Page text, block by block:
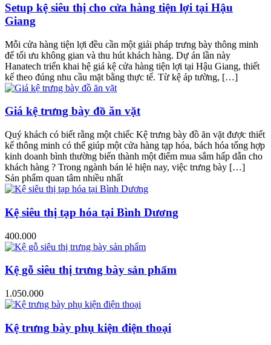
Setup kệ siêu thị cho cửa hàng tiện lợi tại Hậu
Giang
Mỗi cửa hàng tiện lợi đều cần một giải pháp trưng bày thông minh
để tối ưu không gian và thu hút khách hàng. Dự án lần này
Hanatech triển khai hệ giá kệ cửa hàng tiện lợi tại Hậu Giang, thiết
kế theo đúng nhu cầu mặt bằng thực tế. Từ kệ áp tường, […]
Giá kệ trưng bày đồ ăn vặt
Quý khách có biết rằng một chiếc Kệ trưng bày đồ ăn vặt được thiết
kế thông minh có thể giúp một cửa hàng tạp hóa, bách hóa tổng hợp
kinh doanh bình thường biến thành một điểm mua sắm hấp dẫn cho
khách hàng ? Trong ngành bán lẻ hiện nay, việc trưng bày […]
Sản phẩm quan tâm nhiều nhất
Kệ siêu thị tạp hóa tại Bình Dương
400.000
Kệ gỗ siêu thị trưng bày sản phẩm
1.050.000
Kệ trưng bày phụ kiện điện thoại